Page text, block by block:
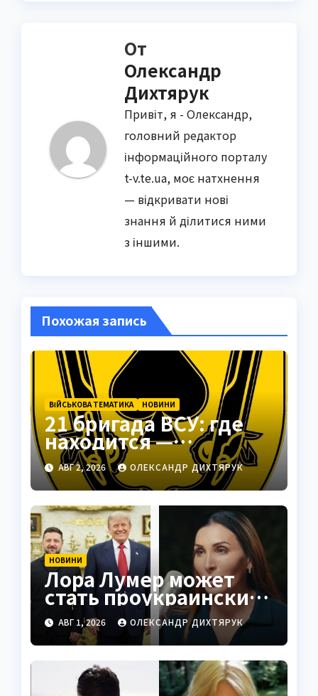
От
Олександр
Дихтярук
Привіт, я - Олександр,
головний редактор
інформаційного порталу
t-v.te.ua, моє натхнення
— відкривати нові
знання й ділитися ними
з іншими.
Похожая запись
ВІЙСЬКОВА ТЕМАТИКА НОВИНИ
21 бригада ВСУ: где
находится —
Подольск как
стратегический центр
АВГ 2, 2026 ОЛЕКСАНДР ДИХТЯРУК
НОВИНИ
Лора Лумер может
стать проукраинским
голосом для Трампа
АВГ 1, 2026 ОЛЕКСАНДР ДИХТЯРУК